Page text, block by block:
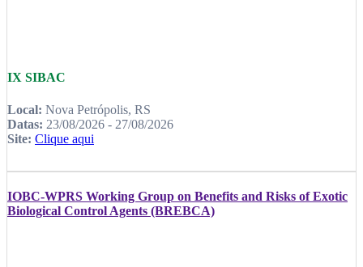
IX SIBAC
Local: Nova Petrópolis, RS
Datas: 23/08/2026 - 27/08/2026
Site: Clique aqui
IOBC-WPRS Working Group on Benefits and Risks of Exotic
Biological Control Agents (BREBCA)